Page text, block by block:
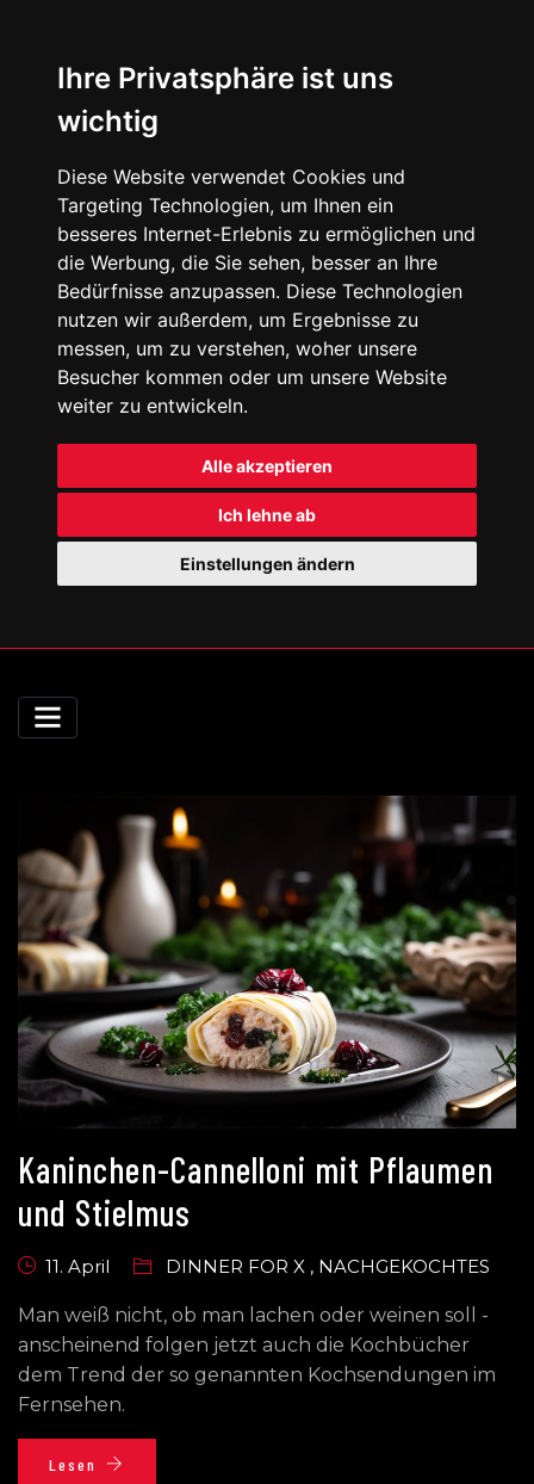
Ihre Privatsphäre ist uns
wichtig
Diese Website verwendet Cookies und
Targeting Technologien, um Ihnen ein
besseres Internet-Erlebnis zu ermöglichen und
die Werbung, die Sie sehen, besser an Ihre
Bedürfnisse anzupassen. Diese Technologien
nutzen wir außerdem, um Ergebnisse zu
messen, um zu verstehen, woher unsere
Besucher kommen oder um unsere Website
weiter zu entwickeln.
Alle akzeptieren
Ich lehne ab
Einstellungen ändern
Kaninchen-Cannelloni mit Pflaumen
und Stielmus
11. April DINNER FOR X , NACHGEKOCHTES
Man weiß nicht, ob man lachen oder weinen soll -
anscheinend folgen jetzt auch die Kochbücher
dem Trend der so genannten Kochsendungen im
Fernsehen.
Lesen